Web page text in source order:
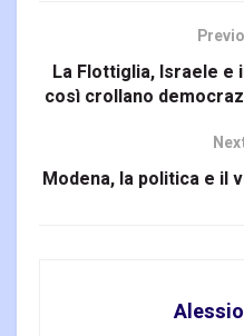
La Flottiglia, Israele e
così crollano
Modena, la politica e il